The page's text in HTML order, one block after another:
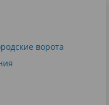
ворота